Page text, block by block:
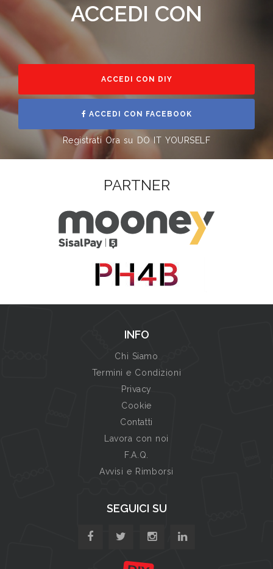
ACCEDI CON
ACCEDI CON DIY
ACCEDI CON FACEBOOK
Registrati Ora su DO IT YOURSELF
PARTNER
INFO
Chi Siamo
Termini e Condizioni
Privacy
Cookie
Contatti
Lavora con noi
F.A.Q.
Avvisi e Rimborsi
SEGUICI SU